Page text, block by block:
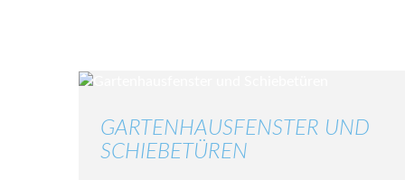
GARTENHAUSFENSTER UND
SCHIEBETÜREN